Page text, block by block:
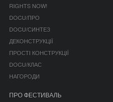
RIGHTS NOW!
DOCU/ПРО
DOCU/СИНТЕЗ
ДЕКОНСТРУКЦІЇ
ПРОСТІ КОНСТРУКЦІЇ
DOCU/КЛАС
НАГОРОДИ
ПРО ФЕСТИВАЛЬ